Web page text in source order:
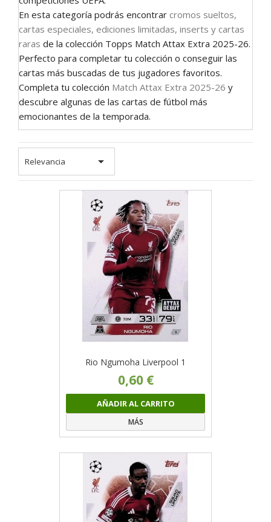
En esta categoría podrás encontrar cromos sueltos,
cartas especiales, ediciones limitadas, inserts y cartas
raras de la colección Topps Match Attax Extra 2025-26.
Perfecto para completar tu colección o conseguir las
cartas más buscadas de tus jugadores favoritos.
Completa tu colección Match Attax Extra 2025-26 y
descubre algunas de las cartas de fútbol más
emocionantes de la temporada.
Relevancia 
Rio Ngumoha Liverpool 1
0,60 €
AÑADIR AL CARRITO
MÁS